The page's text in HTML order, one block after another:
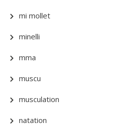
mi mollet
minelli
mma
muscu
musculation
natation